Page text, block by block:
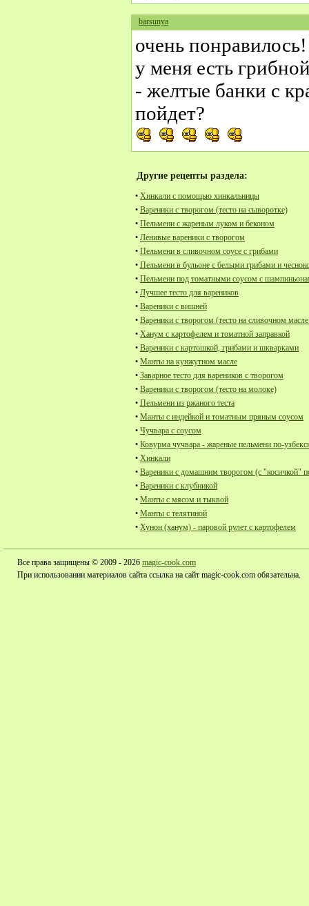
barsunya
очень понравилось!
у меня есть
- желтые банки с
пойдет?
Другие рецепты раздела:
• Хинкали с помощью хинкальницы
• Вареники с творогом (тесто на сыворотке)
• Пельмени с жареным луком и беконом
• Ленивые вареники с творогом
• Пельмени в сливочном соусе с грибами
• Пельмени в бульоне с белыми грибами и
• Пельмени под томатными соусом с
• Лучшее тесто для вареников
• Вареники с вишней
• Вареники с творогом (тесто на сливочном
• Ханум с картофелем и томатной заправкой
• Вареники с картошкой, грибами и шкварками
• Манты на кунжутном масле
• Заварное тесто для вареников с творогом
• Вареники с творогом (тесто на молоке)
• Пельмени из ржаного теста
• Манты с индейкой и томатным пряным соусом
• Чучвара с соусом
• Ковурма чучвара - жареные пельмени по-
• Хинкали
• Вареники с домашним творогом (с "косичкой"
• Вареники с клубникой
• Манты с мясом и тыквой
• Манты с телятиной
• Хунон (ханум) - паровой рулет с картофелем
Все права защищены © 2009 - 2026 magic-cook.com
При использовании материалов сайта ссылка на сайт magic-cook.com обязательна.